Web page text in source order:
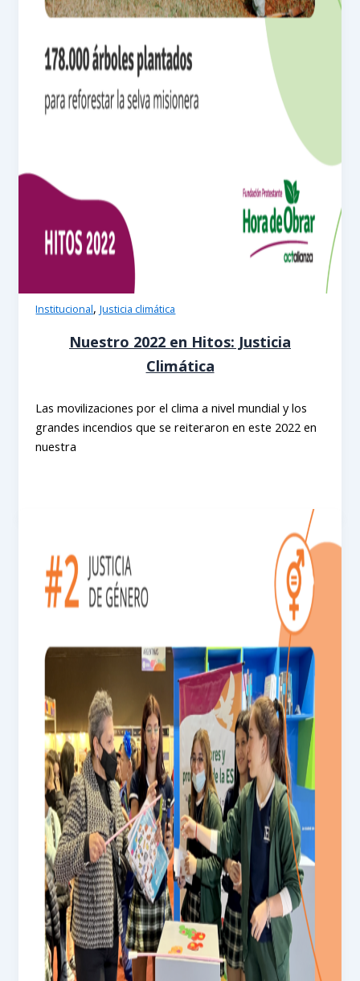
Institucional,Justicia climática
Nuestro 2022 en Hitos: Justicia
Climática
Las movilizaciones por el clima a nivel mundial y los
grandes incendios que se reiteraron en este 2022 en
nuestra